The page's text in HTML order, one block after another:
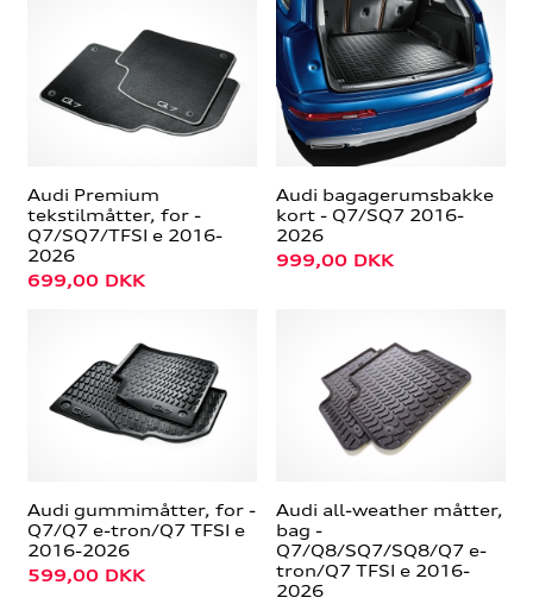
Audi Premium
tekstilmåtter, for -
Q7/SQ7/TFSI e 2016-
2026
699,00 DKK
Audi bagagerumsbakke
kort - Q7/SQ7 2016-
2026
999,00 DKK
Audi gummimåtter, for -
Q7/Q7 e-tron/Q7 TFSI e
2016-2026
599,00 DKK
Audi all-weather måtter,
bag -
Q7/Q8/SQ7/SQ8/Q7 e-
tron/Q7 TFSI e 2016-
2026